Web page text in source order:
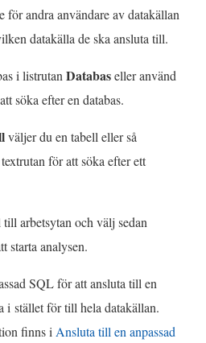
för andra användare av datakällan
datakälla de ska ansluta till.
i listrutanDatabaseller använd
söka efter en databas.
väljer du en tabell eller så
för att söka efter ett
arbetsytan och välj sedan
starta analysen.
SQL för att ansluta till en
i stället för till hela datakällan.
finns iAnsluta till en anpassad